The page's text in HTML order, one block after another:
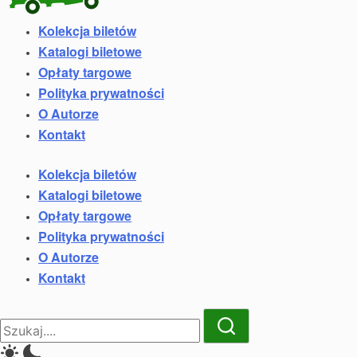
Kolekcja
biletów
komunikacji
miejskiej
Kolekcja biletów
Katalogi biletowe
Opłaty targowe
Polityka prywatności
O Autorze
Kontakt
Kolekcja biletów
Katalogi biletowe
Opłaty targowe
Polityka prywatności
O Autorze
Kontakt
Close
Search
Search